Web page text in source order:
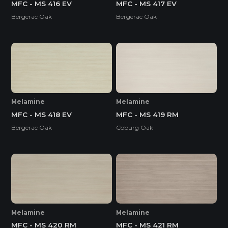
MFC - MS 416 EV
Bergerac Oak
MFC - MS 417 EV
Bergerac Oak
Melamine
MFC - MS 418 EV
Bergerac Oak
Melamine
MFC - MS 419 RM
Coburg Oak
Melamine
MFC - MS 420 RM
Melamine
MFC - MS 421 RM